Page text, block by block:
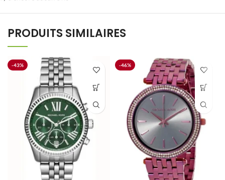
PRODUITS SIMILAIRES
-43% -46%